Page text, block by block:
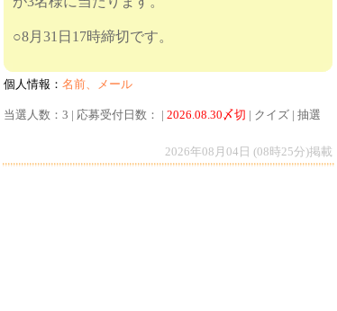
○8月31日17時締切です。
個人情報： 名前、メール
当選人数：3 | 応募受付日数： | 2026.08.30〆切 | クイズ | 抽選
2026年08月04日 (08時25分)掲載